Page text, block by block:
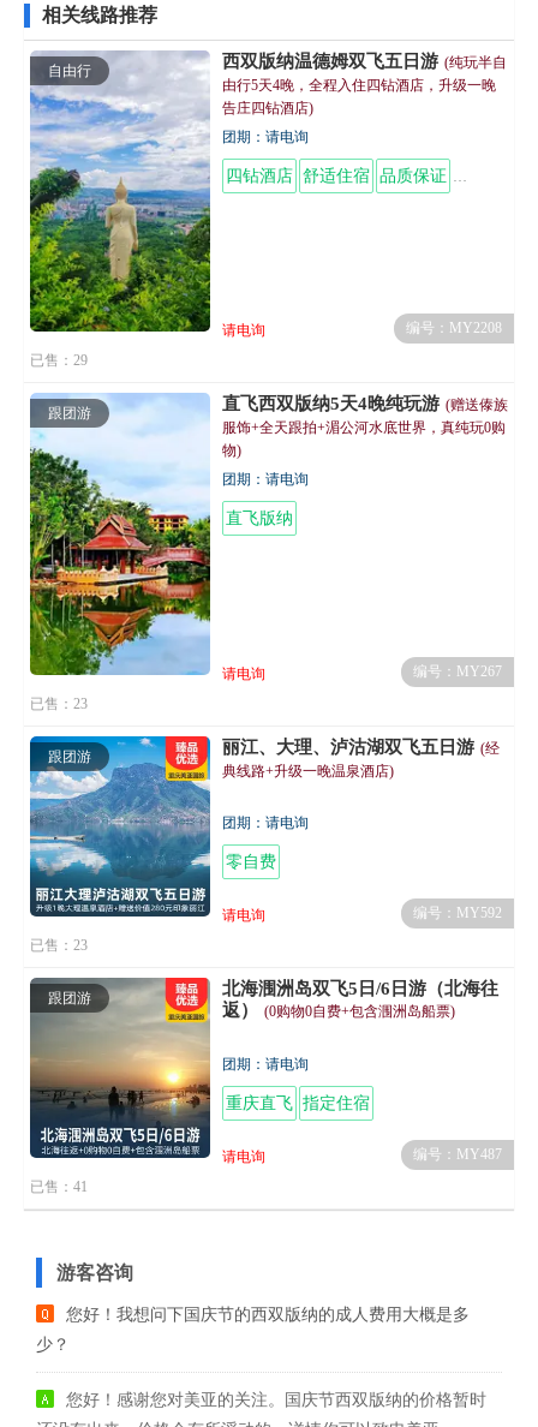
相关线路推荐
自由行 西双版纳温德姆双飞五日游 (纯玩半自
由行5天4晚，全程入住四钻酒店，升级一晚
告庄四钻酒店)
团期：请电询
四钻酒店 舒适住宿 品质保证 特色美食
请电询
编号：MY2208
已售：29
跟团游 直飞西双版纳5天4晚纯玩游 (赠送傣族
服饰+全天跟拍+湄公河水底世界，真纯玩0购
物)
团期：请电询
直飞版纳
请电询
编号：MY267
已售：23
跟团游 丽江、大理、泸沽湖双飞五日游 (经
典线路+升级一晚温泉酒店)
团期：请电询
零自费
请电询
编号：MY592
已售：23
跟团游
北海涠洲岛双飞5日/6日游（北海往
返）
(0购物0自费+包含涠洲岛船票)
团期：请电询
重庆直飞 指定住宿
请电询
编号：MY487
已售：41
游客咨询
您好！我想问下国庆节的西双版纳的成人费用大概是多
少？
您好！感谢您对美亚的关注。国庆节西双版纳的价格暂时